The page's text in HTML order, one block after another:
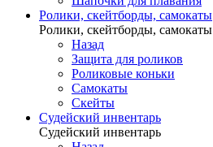
Ролики, скейтборды, самокаты
Ролики, скейтборды, самокаты
Назад
Защита для роликов
Роликовые коньки
Самокаты
Скейты
Судейский инвентарь
Судейский инвентарь